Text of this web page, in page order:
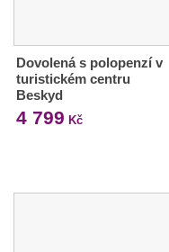
Dovolená s polopenzí v
turistickém centru
Beskyd
4 799 Kč